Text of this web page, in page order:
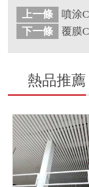
上一條
噴涂
下一條
覆膜
熱品推薦